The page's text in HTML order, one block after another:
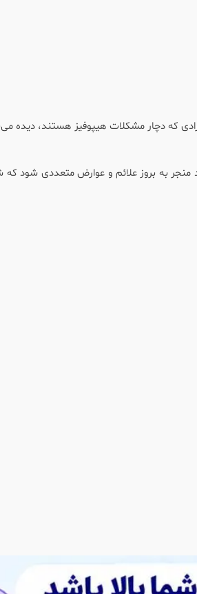
که دچار مشکلات هیپوفیز هستند، دیده
به بروز علائم و عوارض متعددی شود که